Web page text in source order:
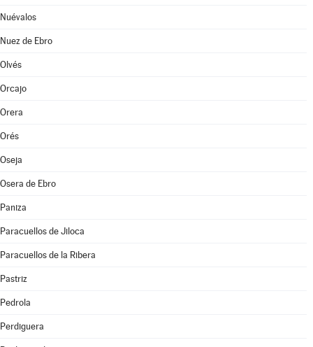
Nuévalos
Nuez de Ebro
Olvés
Orcajo
Orera
Orés
Oseja
Osera de Ebro
Paniza
Paracuellos de Jiloca
Paracuellos de la Ribera
Pastriz
Pedrola
Perdiguera